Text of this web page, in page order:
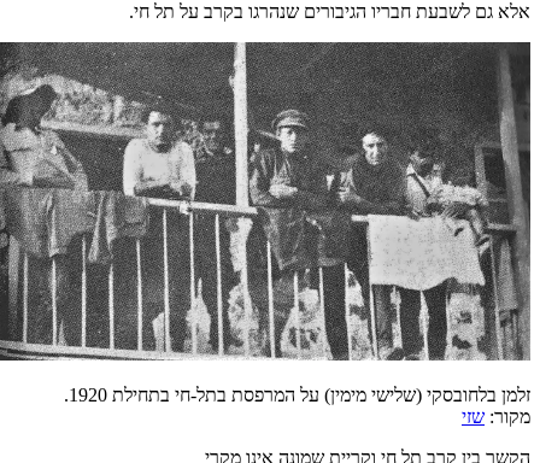
אלא גם לשבעת חבריו הגיבורים שנהרגו בקרב על תל חי.
זלמן בלחובסקי (שלישי מימין) על המרפסת בתל-חי בתחילת 1920.
מקור: שזי
הקשר בין קרב תל חי וקריית שמונה אינו מקרי